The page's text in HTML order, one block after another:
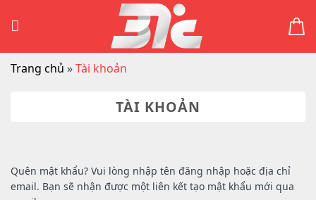
Trang chủ »Tài khoản
TÀI KHOẢN
Quên mật khẩu? Vui lòng nhập tên đăng nhập hoặc địa chỉ
email. Bạn sẽ nhận được một liên kết tạo mật khẩu mới qua